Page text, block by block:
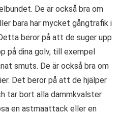
De är också bra om
bara har mycket gångtrafik i
beror på att de suger upp
på dina golv, till exempel
smuts. De är också bra om
Det beror på att de hjälper
tar bort alla dammkvalster
en astmaattack eller en